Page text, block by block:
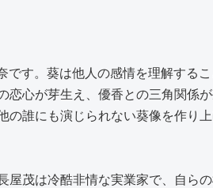
す。葵は他人の感情を理解する
心が芽生え、優香との三角関係
誰にも演じられない葵像を作り上
茂は冷酷非情な実業家で、自ら